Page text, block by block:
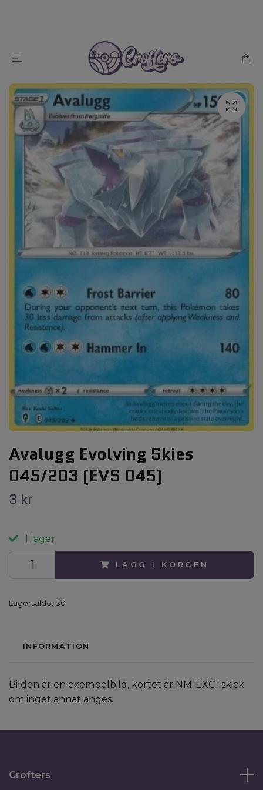
Avalugg Evolving Skies
045/203 (EVS 045)
3 kr
I lager
LÄGG I KORGEN
Lagersaldo: 30
INFORMATION
Bilden är en exempelbild, kortet är NM-EXC i skick
om inget annat anges.
Crofters